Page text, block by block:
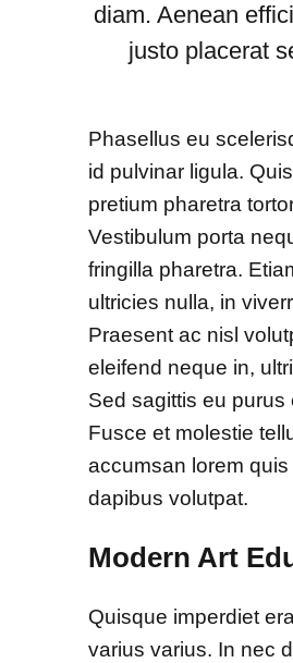
diam. Aenean
justo placerat
Phasellus eu
id pulvinar ligula.
pretium pharetra
Vestibulum porta
fringilla pharetra.
ultricies nulla, in
Praesent ac nisl
eleifend neque in,
Sed sagittis eu purus
Fusce et molestie
accumsan lorem quis
dapibus volutpat.
Modern Art
Quisque imperdiet
varius varius. In nec